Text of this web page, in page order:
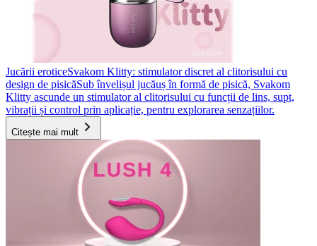
Jucării eroticeSvakom Klitty: stimulator discret al clitorisului cu
design de pisicăSub învelișul jucăuș în formă de pisică, Svakom
Klitty ascunde un stimulator al clitorisului cu funcții de lins, supt,
vibrații și control prin aplicație, pentru explorarea senzațiilor.
Citește mai mult